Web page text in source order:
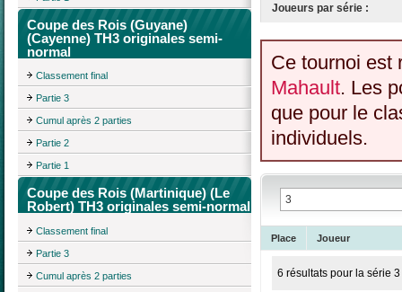
Coupe des Rois (Guyane)
(Cayenne) TH3 originales semi-
normal
Classement final
Partie 3
Cumul après 2 parties
Partie 2
Partie 1
Coupe des Rois (Martinique) (Le
Robert) TH3 originales semi-normal
Classement final
Partie 3
Cumul après 2 parties
Joueurs par série :
Ce tournoi est
Mahault. Les
que pour le
individuels.
Place Joueur
6 résultats pour la série 3